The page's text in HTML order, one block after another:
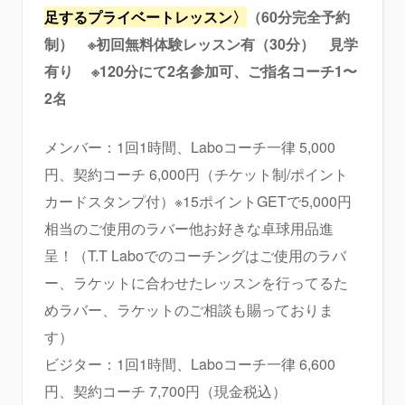
足するプライベートレッスン〉
（60分完全予約
制） ※初回無料体験レッスン有（30分） 見学
有り ※120分にて2名参加可、ご指名コーチ1〜
2名
メンバー：1回1時間、Laboコーチ一律 5,000
円、契約コーチ 6,000円（チケット制/ポイント
カードスタンプ付）※15ポイントGETで5,000円
相当のご使用のラバー他お好きな卓球用品進
呈！（T.T Laboでのコーチングはご使用のラバ
ー、ラケットに合わせたレッスンを行ってるた
めラバー、ラケットのご相談も賜っておりま
す）
ビジター：1回1時間、Laboコーチ一律 6,600
円、契約コーチ 7,700円（現金税込）